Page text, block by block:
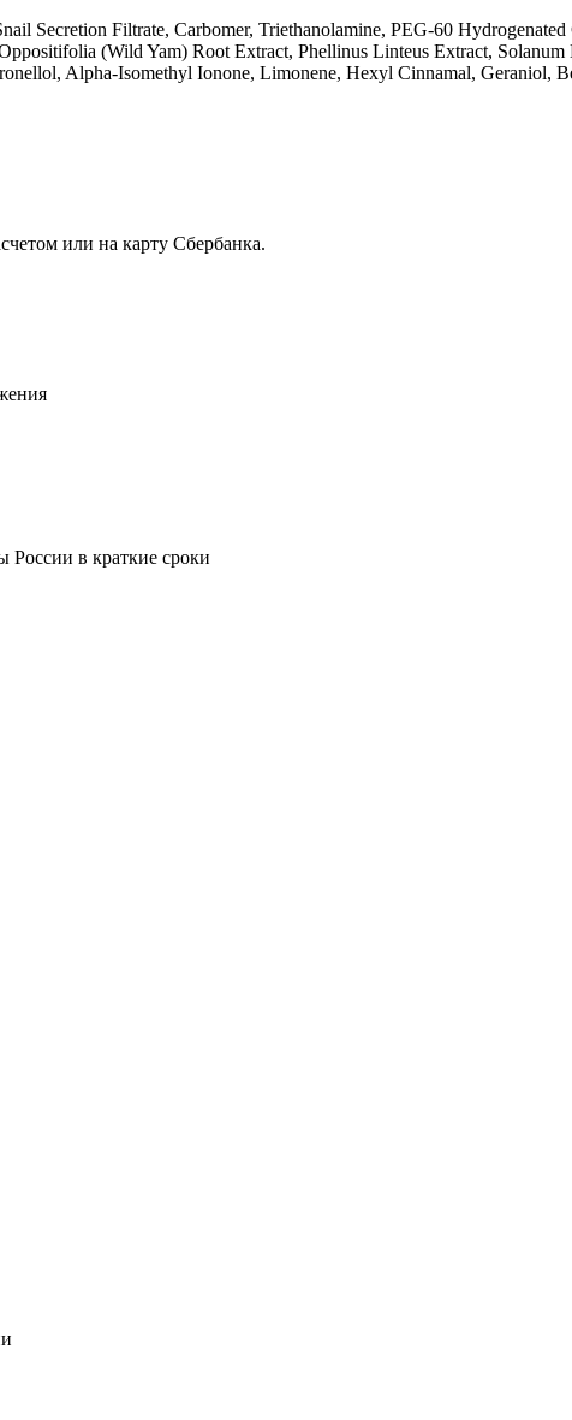
Secretion Filtrate, Carbomer, Triethanolamine, PEG-60
(Wild Yam) Root Extract, Phellinus Linteus Extract,
Alpha-Isomethyl Ionone, Limonene, Hexyl Cinnamal, Geraniol,
или на карту Сбербанка.
в краткие сроки